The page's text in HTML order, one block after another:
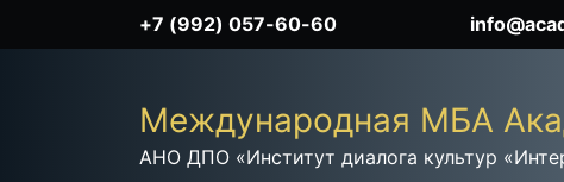
+7 (992) 057-60-60
Международная MБА
АНО ДПО «Институт диалога культур